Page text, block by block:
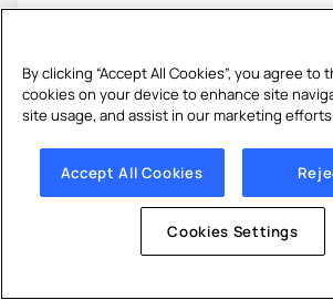
By clicking “Accept All Cookies”, you agree to
cookies on your device to enhance site
site usage, and assist in our marketing
Accept All Cookies
Cookies Settings